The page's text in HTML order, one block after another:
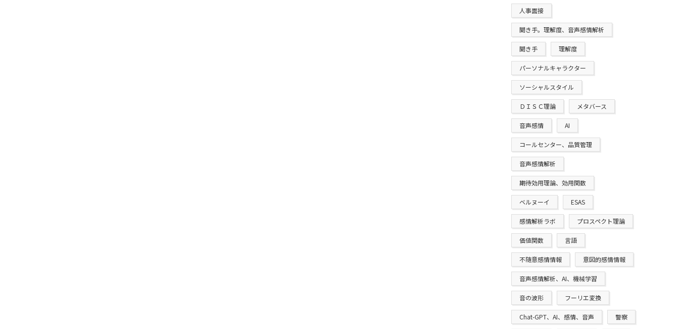
人事面接
聞き手。理解度、音声感情解析
聞き手 理解度
パーソナルキャラクター
ソーシャルスタイル
ＤＩＳＣ理論 メタバース
音声感情 AI
コールセンター、品質管理
音声感情解析
期待効用理論、効用関数
ベルヌーイ ESAS
感情解析ラボ プロスペクト理論
価値関数 言語
不随意感情情報 意図的感情情報
音声感情解析、AI、機械学習
音の波形 フーリエ変換
Chat-GPT、AI、感情、音声 警察